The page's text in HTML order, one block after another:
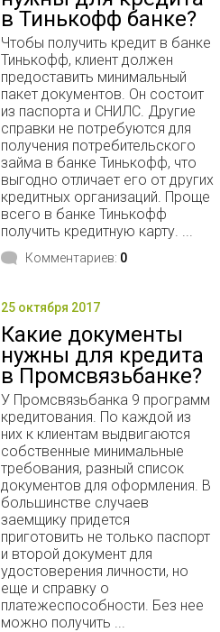
в Тинькофф банке?
Чтобы получить кредит в банке
Тинькофф, клиент должен
предоставить минимальный
пакет документов. Он состоит
из паспорта и СНИЛС. Другие
справки не потребуются для
получения потребительского
займа в банке Тинькофф, что
выгодно отличает его от других
кредитных организаций. Проще
всего в банке Тинькофф
получить кредитную карту. ...
Комментариев: 0
25 октября 2017
Какие документы
нужны для кредита
в Промсвязьбанке?
У Промсвязьбанка 9 программ
кредитования. По каждой из
них к клиентам выдвигаются
собственные минимальные
требования, разный список
документов для оформления. В
большинстве случаев
заемщику придется
приготовить не только паспорт
и второй документ для
удостоверения личности, но
еще и справку о
платежеспособности. Без нее
можно получить ...